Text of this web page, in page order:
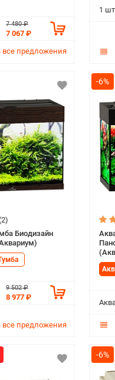
7 480 ₽
7 067 ₽
все предложения
1 шт
Биодизайн
9 502 ₽
8 977 ₽
все предложения
-6%
-6%